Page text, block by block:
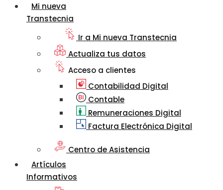
Mi nueva
Transtecnia
Ir a Mi nueva Transtecnia
Actualiza tus datos
Acceso a clientes
Contabilidad Digital
Contable
Remuneraciones Digital
Factura Electrónica Digital
Centro de Asistencia
Artículos
Informativos